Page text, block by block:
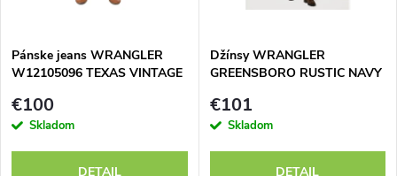
e
p
r
s
p
r
Pánske jeans WRANGLER
W12105096 TEXAS VINTAGE
€100
Skladom
DETAIL
Džínsy WRANGLER
GREENSBORO RUSTIC NAVY
€101
Skladom
DETAIL